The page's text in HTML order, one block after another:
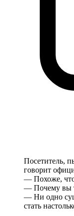
Посетитель,
говорит
— Похоже, что
— Почему вы
— Ни одно
стать